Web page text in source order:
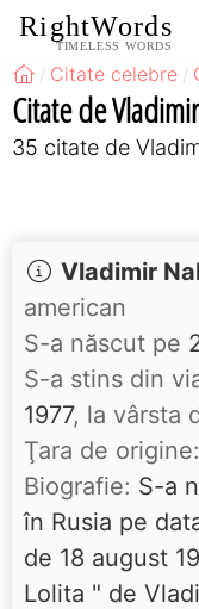
RightWords
TIMELESS WORDS
Citate celebre
Citate de
35 citate de
Vladimir
american
S-a născut pe
S-a stins din
1977, la vârsta
Ţara de origine:
Biografie: S-a
în Rusia pe
de 18 august
Lolita " de